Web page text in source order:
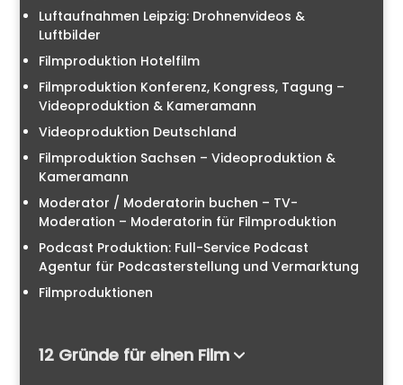
Luftaufnahmen Leipzig: Drohnenvideos &
Luftbilder
Filmproduktion Hotelfilm
Filmproduktion Konferenz, Kongress, Tagung –
Videoproduktion & Kameramann
Videoproduktion Deutschland
Filmproduktion Sachsen – Videoproduktion &
Kameramann
Moderator / Moderatorin buchen – TV-
Moderation – Moderatorin für Filmproduktion
Podcast Produktion: Full-Service Podcast
Agentur für Podcasterstellung und Vermarktung
Filmproduktionen
12 Gründe für einen Film